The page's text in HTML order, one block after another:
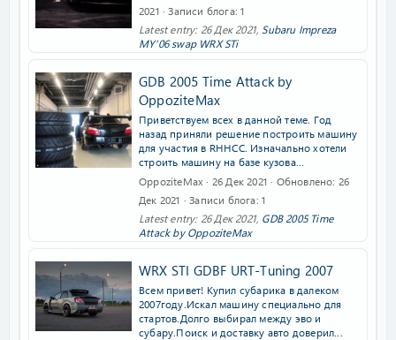
2021
Записи блога 1
Latest entry: 26 Дек 2021, Subaru Impreza
MY'06 swap WRX STi
GDB 2005 Time Attack by
OppoziteMax
Приветствуем всех в данной теме. Год
назад приняли решение построить машину
для участия в RHHCC. Изначально хотели
строить машину на базе кузова...
OppoziteMax
26 Дек 2021 Обновлено 26
Дек 2021
Записи блога 1
Latest entry: 26 Дек 2021, GDB 2005 Time
Attack by OppoziteMax
WRX STI GDBF URT-Tuning 2007
Всем привет! Купил субарика в далеком
2007году.Искал машину специально для
стартов.Долго выбирал между эво и
субару.Поиск и доставку авто доверил...